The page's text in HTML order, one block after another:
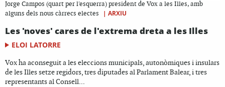
Jorge Campos (quart per l'esquerra) president de Vox a les Illes, amb
alguns dels nous càrrecs electes
| ARXIU
Les 'noves' cares de l'extrema dreta a les Illes
ELOI LATORRE
Vox ha aconseguit a les eleccions municipals, autonòmiques i insulars
de les Illes setze regidors, tres diputades al Parlament Balear, i tres
representants al Consell...